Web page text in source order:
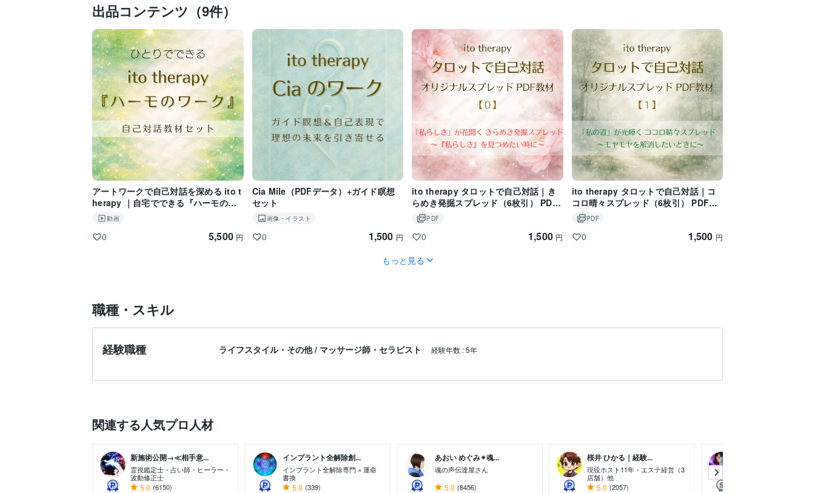
出品コンテンツ（9件）
アートワークで自己対話を深める ito t
herapy ｜自宅でできる『ハーモのワ
ーク』
動画
0 5,500 円
Cia Mile（PDFデータ）+ガイド瞑想
セット
画像・イラスト
0 1,500 円
ito therapy タロットで自己対話｜き
らめき発掘スプレッド（6枚引） PDF
教材【0】
PDF
0 1,500 円
ito therapy タロットで自己対話｜コ
コロ晴々スプレッド（6枚引） PDF教
材【1】
PDF
0 1,500 円
もっと見る
職種・スキル
経験職種 ライフスタイル・その他 / マッサージ師・セラピスト 経験年数 :5年
関連する人気プロ人材
新施術公開→≪相手意...
霊視鑑定士・占い師・ヒーラー・
波動修正士
5.0 (6150)
インプラント全解除創...
インプラント全解除専門 × 運命
書換
5.0 (339)
あおい めぐみ✴︎魂...
魂の声伝達屋さん
5.0 (8456)
桜井 ひかる｜経験...
現役ホスト11年・エステ経営（3
店舗）他
5.0 (2057)